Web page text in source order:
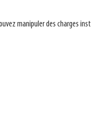
manipuler des charges